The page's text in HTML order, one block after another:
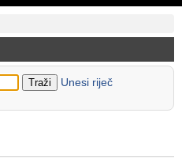
Unesi riječ